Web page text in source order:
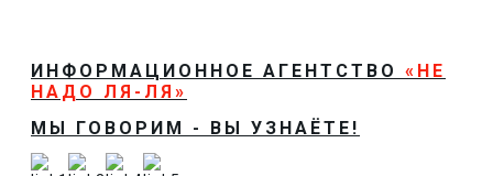
ИНФОРМАЦИОННОЕ АГЕНТСТВО «НЕ
НАДО ЛЯ-ЛЯ»
МЫ ГОВОРИМ - ВЫ УЗНАЁТЕ!